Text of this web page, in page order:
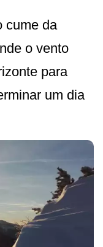
cume da
o vento
para
um dia